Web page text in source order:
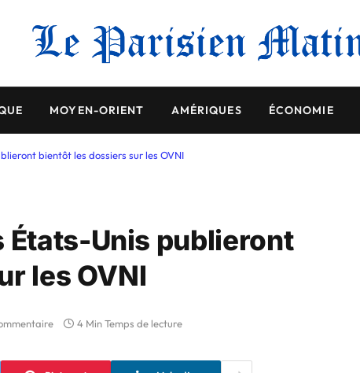
MOYEN-ORIENT AMÉRIQUES ÉCONOMIE
bientôt les dossiers sur les OVNI
États-Unis publieront
les OVNI
4 Min Temps de lecture